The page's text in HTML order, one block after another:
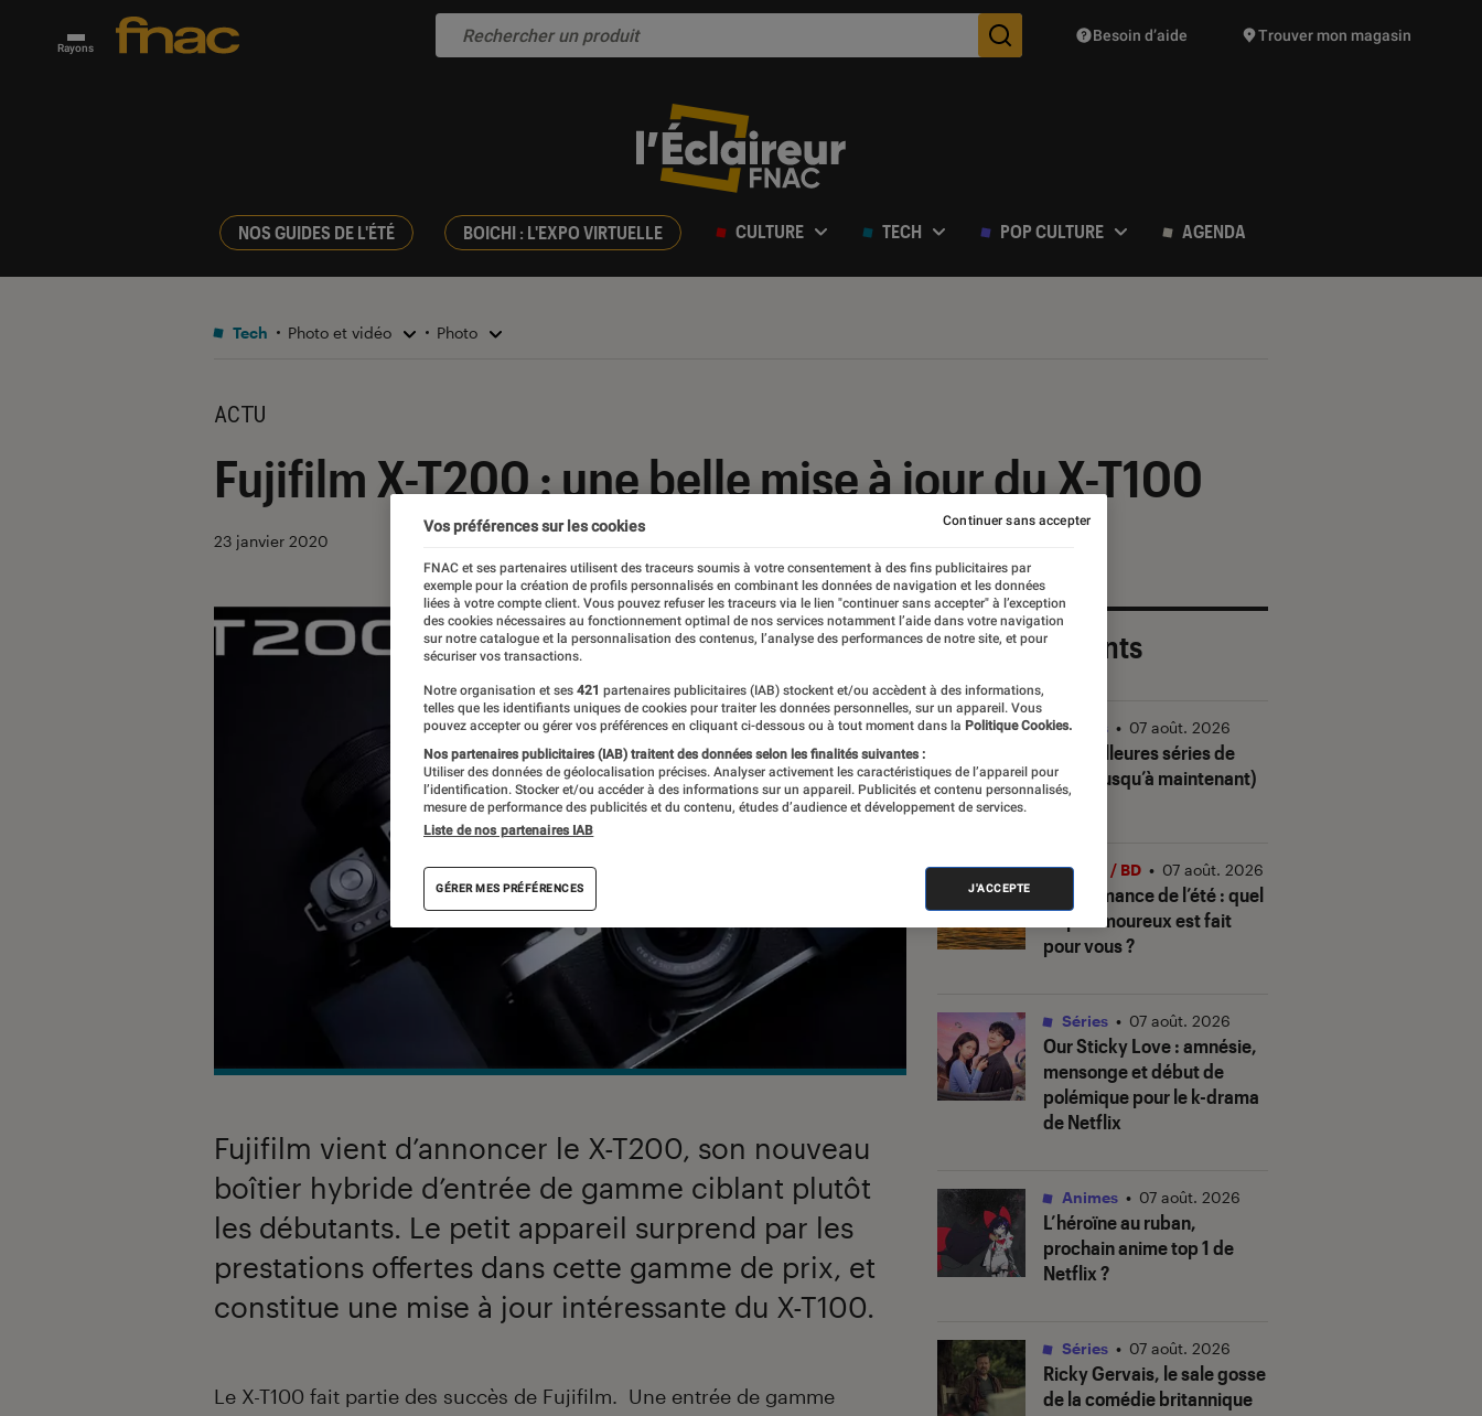
Rayons Des suggestions de produits vont vous être proposées
Besoin d’aide Trouver mon magasin
NOS GUIDES DE L'ÉTÉ BOICHI : L'EXPO VIRTUELLE CULTURE TECH POP CULTURE AGENDA
Tech Photo et vidéo Photo
ACTU
Fujifilm X-T200 : une belle mise à jour du X-T100
23 janvier 2020
Fujifilm vient d’annoncer le X-T200, son nouveau
boîtier hybride d’entrée de gamme ciblant plutôt
les débutants. Le petit appareil surprend par les
prestations offertes dans cette gamme de prix, et
constitue une mise à jour intéressante du X-T100.
Introduction
Le X-T100 fait partie des succès de Fujifilm. Une entrée de gamme
Les plus récents
Les meilleures séries de
2026 (jusqu’à maintenant)
Séries • 07 août. 2026
Quiz romance de l’été : quel
trope amoureux est fait
pour vous ?
Livres / BD • 07 août. 2026
Our Sticky Love: amnésie,
mensonge et début de
polémique pour le k-drama
de Netflix
Séries • 07 août. 2026
L’héroïne au ruban,
prochain anime top 1 de
Netflix ?
Animes • 07 août. 2026
Ricky Gervais, le sale gosse
de la comédie britannique
Séries • 07 août. 2026
Vos préférences sur les cookies
FNAC et ses partenaires utilisent des traceurs soumis à votre consentement à des fins publicitaires par
exemple pour la création de profils personnalisés en combinant les données de navigation et les données
liées à votre compte client. Vous pouvez refuser les traceurs via le lien "continuer sans accepter" à l’exception
des cookies nécessaires au fonctionnement optimal de nos services notamment l’aide dans votre navigation
sur notre catalogue et la personnalisation des contenus, l’analyse des performances de notre site, et pour
sécuriser vos transactions.
Notre organisation et ses 421 partenaires publicitaires (IAB) stockent et/ou accèdent à des informations,
telles que les identifiants uniques de cookies pour traiter les données personnelles, sur un appareil. Vous
pouvez accepter ou gérer vos préférences en cliquant ci-dessous ou à tout moment dans la Politique Cookies.
Nos partenaires publicitaires (IAB) traitent des données selon les finalités suivantes :
Utiliser des données de géolocalisation précises. Analyser activement les caractéristiques de l’appareil pour
l’identification. Stocker et/ou accéder à des informations sur un appareil. Publicités et contenu personnalisés,
mesure de performance des publicités et du contenu, études d’audience et développement de services.
Liste de nos partenaires IAB
GÉRER MES PRÉFÉRENCES J'ACCEPTE
Continuer sans accepter